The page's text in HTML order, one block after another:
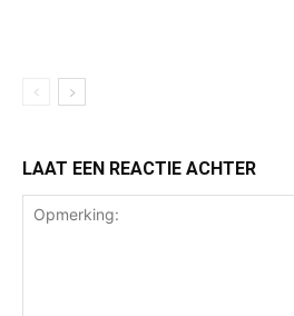
LAAT EEN REACTIE ACHTER